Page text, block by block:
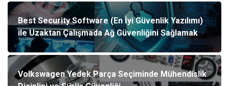
Best Security Software (En İyi Güvenlik Yazılımı)
ile Uzaktan Çalışmada Ağ Güvenliğini Sağlamak
Volkswagen Yedek Parça Seçiminde Mühendislik